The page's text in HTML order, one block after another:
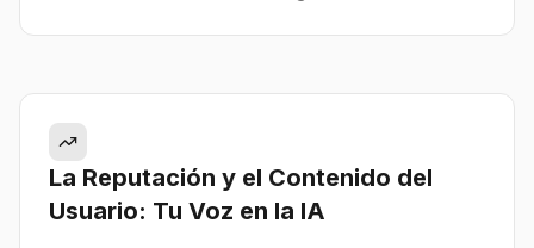
La Reputación y el Contenido del
Usuario: Tu Voz en la IA